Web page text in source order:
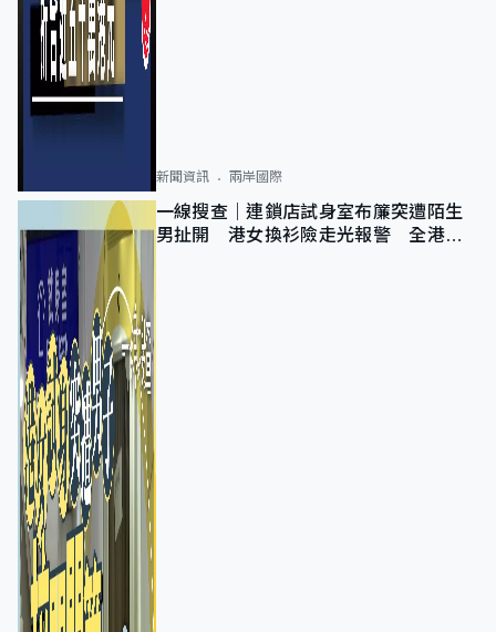
新聞資訊 兩岸國際
一線搜查｜連鎖店試身室布簾突遭陌生
男扯開 港女換衫險走光報警 全港分